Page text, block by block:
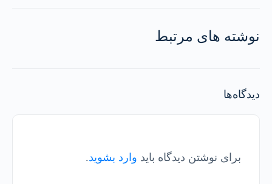
نوشته های مرتبط
دیدگاه‌ها
برای نوشتن دیدگاه باید وارد بشوید.